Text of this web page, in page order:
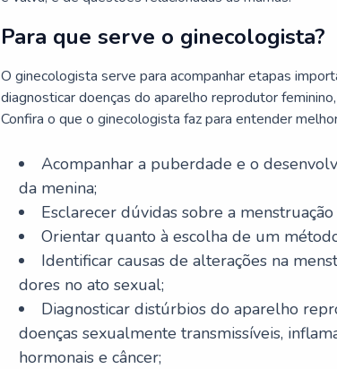
Para que serve o ginecologista?
O ginecologista serve para acompanhar etapas
diagnosticar doenças do aparelho reprodutor
Confira o que o ginecologista faz para entender
Acompanhar a puberdade e o
da menina;
Esclarecer dúvidas sobre a
Orientar quanto à escolha de um
Identificar causas de alterações na
dores no ato sexual;
Diagnosticar distúrbios do aparelho
doenças sexualmente transmissíveis,
hormonais e câncer;